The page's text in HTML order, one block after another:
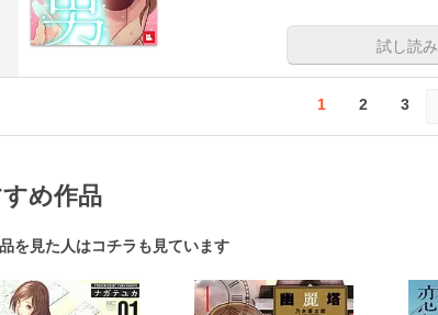
試し読み
1 2 3
め作品
を見た人はコチラも見ています